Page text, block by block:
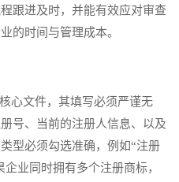
跟进及时，并能有效应对审查
的时间与管理成本。
文件，其填写必须严谨无
号、当前的注册人信息、以及
型必须勾选准确，例如“注册
业同时拥有多个注册商标，